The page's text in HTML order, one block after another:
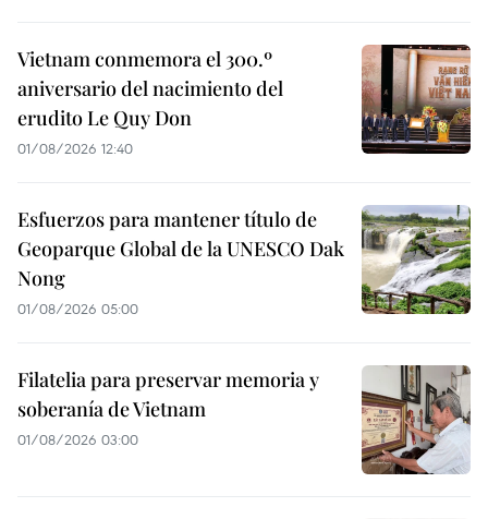
Vietnam conmemora el 300.º
aniversario del nacimiento del
erudito Le Quy Don
01/08/2026 12:40
Esfuerzos para mantener título de
Geoparque Global de la UNESCO Dak
Nong
01/08/2026 05:00
Filatelia para preservar memoria y
soberanía de Vietnam
01/08/2026 03:00